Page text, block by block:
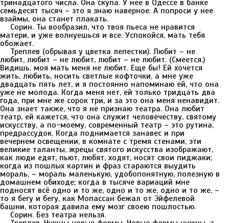
тринадцатого числа. Она скупа. У нее в Одессе в банке
семьдесят тысяч – это я знаю наверное. А попроси у нее
взаймы, она станет плакать.
Сорин. Ты вообразил, что твоя пьеса не нравится
матери, и уже волнуешься и все. Успокойся, мать тебя
обожает.
Треплев (обрывая у цветка лепестки). Любит – не
любит, любит – не любит, любит – не любит. (Смеется.)
Видишь, моя мать меня не любит. Еще бы! Ей хочется
жить, любить, носить светлые кофточки, а мне уже
двадцать пять лет, и я постоянно напоминаю ей, что она
уже не молода. Когда меня нет, ей только тридцать два
года, при мне же сорок три, и за это она меня ненавидит.
Она знает также, что я не признаю театра. Она любит
театр, ей кажется, что она служит человечеству, святому
искусству, а по-моему, современный театр – это рутина,
предрассудок. Когда поднимается занавес и при
вечернем освещении, в комнате с тремя стенами, эти
великие таланты, жрецы святого искусства изображают,
как люди едят, пьют, любят, ходят, носят свои пиджаки;
когда из пошлых картин и фраз стараются выудить
мораль, – мораль маленькую, удобопонятную, полезную в
домашнем обиходе; когда в тысяче вариаций мне
подносят всё одно и то же, одно и то же, одно и то же, –
то я бегу и бегу, как Мопассан бежал от Эйфелевой
башни, которая давила ему мозг своею пошлостью.
Сорин. Без театра нельзя.